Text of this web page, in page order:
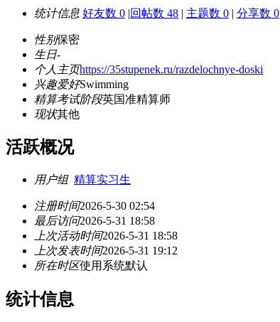
统计信息 好友数 0 |回帖数 48 | 主题数 0 | 分享数 0
性别保密
生日-
个人主页https://35stupenek.ru/razdelochnye-doski
兴趣爱好Swimming
精算考试阶段英国准精算师
现状其他
活跃概况
用户组 精算实习生
注册时间2026-5-30 02:54
最后访问2026-5-31 18:58
上次活动时间2026-5-31 18:58
上次发表时间2026-5-31 19:12
所在时区使用系统默认
统计信息